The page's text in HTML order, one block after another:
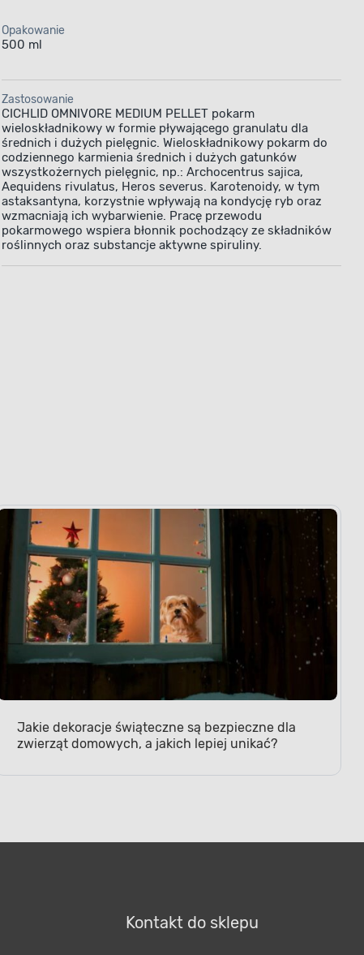
Opakowanie
500 ml
Zastosowanie
CICHLID OMNIVORE MEDIUM PELLET pokarm
wieloskładnikowy w formie pływającego granulatu dla
średnich i dużych pielęgnic. Wieloskładnikowy pokarm do
codziennego karmienia średnich i dużych gatunków
wszystkożernych pielęgnic, np.: Archocentrus sajica,
Aequidens rivulatus, Heros severus. Karotenoidy, w tym
astaksantyna, korzystnie wpływają na kondycję ryb oraz
wzmacniają ich wybarwienie. Pracę przewodu
pokarmowego wspiera błonnik pochodzący ze składników
roślinnych oraz substancje aktywne spiruliny.
Jakie dekoracje świąteczne są bezpieczne dla
zwierząt domowych, a jakich lepiej unikać?
Kontakt do sklepu